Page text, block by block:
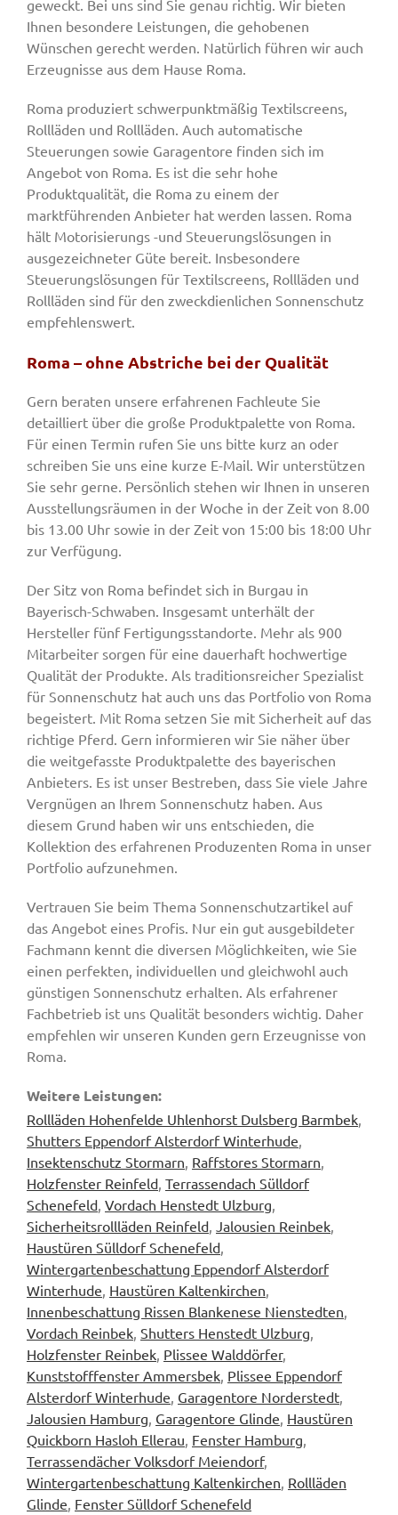
geweckt. Bei uns sind Sie genau richtig. Wir bieten
Ihnen besondere Leistungen, die gehobenen
Wünschen gerecht werden. Natürlich führen wir auch
Erzeugnisse aus dem Hause Roma.
Roma produziert schwerpunktmäßig Textilscreens,
Rollläden und Rollläden. Auch automatische
Steuerungen sowie Garagentore finden sich im
Angebot von Roma. Es ist die sehr hohe
Produktqualität, die Roma zu einem der
marktführenden Anbieter hat werden lassen. Roma
hält Motorisierungs -und Steuerungslösungen in
ausgezeichneter Güte bereit. Insbesondere
Steuerungslösungen für Textilscreens, Rollläden und
Rollläden sind für den zweckdienlichen Sonnenschutz
empfehlenswert.
Roma – ohne Abstriche bei der Qualität
Gern beraten unsere erfahrenen Fachleute Sie
detailliert über die große Produktpalette von Roma.
Für einen Termin rufen Sie uns bitte kurz an oder
schreiben Sie uns eine kurze E-Mail. Wir unterstützen
Sie sehr gerne. Persönlich stehen wir Ihnen in unseren
Ausstellungsräumen in der Woche in der Zeit von 8.00
bis 13.00 Uhr sowie in der Zeit von 15:00 bis 18:00 Uhr
zur Verfügung.
Der Sitz von Roma befindet sich in Burgau in
Bayerisch-Schwaben. Insgesamt unterhält der
Hersteller fünf Fertigungsstandorte. Mehr als 900
Mitarbeiter sorgen für eine dauerhaft hochwertige
Qualität der Produkte. Als traditionsreicher Spezialist
für Sonnenschutz hat auch uns das Portfolio von Roma
begeistert. Mit Roma setzen Sie mit Sicherheit auf das
richtige Pferd. Gern informieren wir Sie näher über
die weitgefasste Produktpalette des bayerischen
Anbieters. Es ist unser Bestreben, dass Sie viele Jahre
Vergnügen an Ihrem Sonnenschutz haben. Aus
diesem Grund haben wir uns entschieden, die
Kollektion des erfahrenen Produzenten Roma in unser
Portfolio aufzunehmen.
Vertrauen Sie beim Thema Sonnenschutzartikel auf
das Angebot eines Profis. Nur ein gut ausgebildeter
Fachmann kennt die diversen Möglichkeiten, wie Sie
einen perfekten, individuellen und gleichwohl auch
günstigen Sonnenschutz erhalten. Als erfahrener
Fachbetrieb ist uns Qualität besonders wichtig. Daher
empfehlen wir unseren Kunden gern Erzeugnisse von
Roma.
Weitere Leistungen:
Rollläden Hohenfelde Uhlenhorst Dulsberg Barmbek,
Shutters Eppendorf Alsterdorf Winterhude,
Insektenschutz Stormarn, Raffstores Stormarn,
Holzfenster Reinfeld, Terrassendach Sülldorf
Schenefeld, Vordach Henstedt Ulzburg,
Sicherheitsrollläden Reinfeld, Jalousien Reinbek,
Haustüren Sülldorf Schenefeld,
Wintergartenbeschattung Eppendorf Alsterdorf
Winterhude, Haustüren Kaltenkirchen,
Innenbeschattung Rissen Blankenese Nienstedten,
Vordach Reinbek, Shutters Henstedt Ulzburg,
Holzfenster Reinbek, Plissee Walddörfer,
Kunststofffenster Ammersbek, Plissee Eppendorf
Alsterdorf Winterhude, Garagentore Norderstedt,
Jalousien Hamburg, Garagentore Glinde, Haustüren
Quickborn Hasloh Ellerau, Fenster Hamburg,
Terrassendächer Volksdorf Meiendorf,
Wintergartenbeschattung Kaltenkirchen, Rollläden
Glinde, Fenster Sülldorf Schenefeld